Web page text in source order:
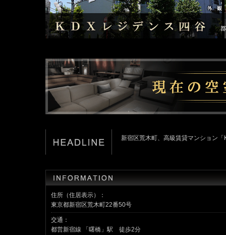
新宿区荒木町、高級賃貸マンション
住所（住居表示）：
東京都新宿区荒木町22番50号
交通：
都営新宿線 「曙橋」駅 徒歩2分